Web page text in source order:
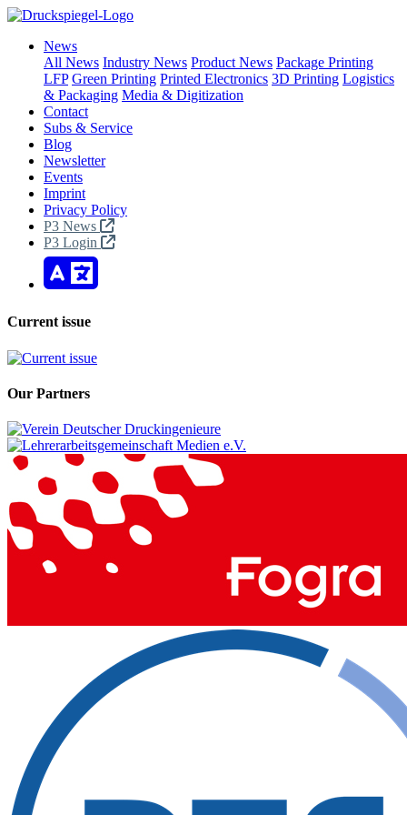
News
All News Industry News Product News Package Printing
LFP Green Printing Printed Electronics 3D Printing Logistics
& Packaging Media & Digitization
Contact
Subs & Service
Blog
Newsletter
Events
Imprint
Privacy Policy
P3 News
P3 Login
Current issue
Our Partners